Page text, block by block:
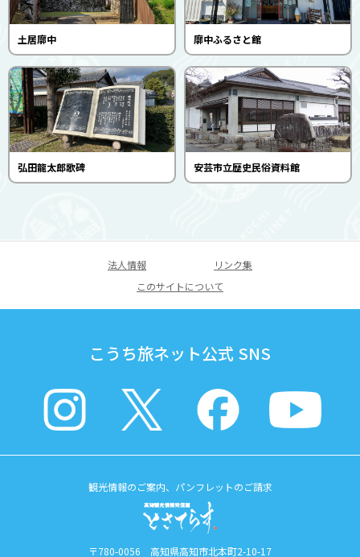
土居廓中 廓中ふるさと館
弘田龍太郎歌碑 安芸市立歴史民俗資料館
法人情報
リンク集
このサイトについて
こうち旅ネット公式 SNS
観光情報のご案内、パンフレットのご請求
〒780-0056 高知県高知市北本町2-10-17